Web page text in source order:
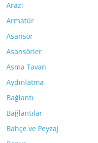
Arazi
Armatür
Asansör
Asansörler
Asma Tavan
Aydınlatma
Bağlantı
Bağlantılar
Bahçe ve Peyzaj